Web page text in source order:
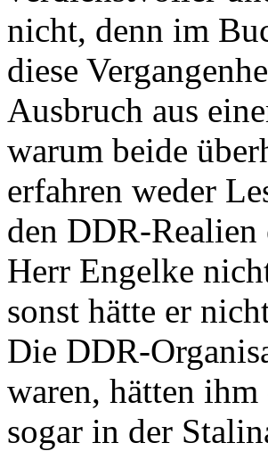
nicht, denn im
diese
Ausbruch aus
warum beide
erfahren weder
den DDR-Realien
Herr Engelke
sonst hätte er
Die DDR-
waren, hätten
sogar in der